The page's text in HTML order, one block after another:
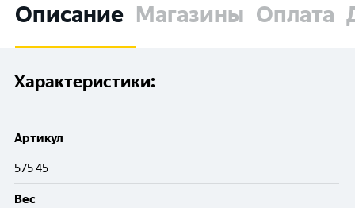
Описание Магазины Оплата
Характеристики:
Артикул
575 45
Вес